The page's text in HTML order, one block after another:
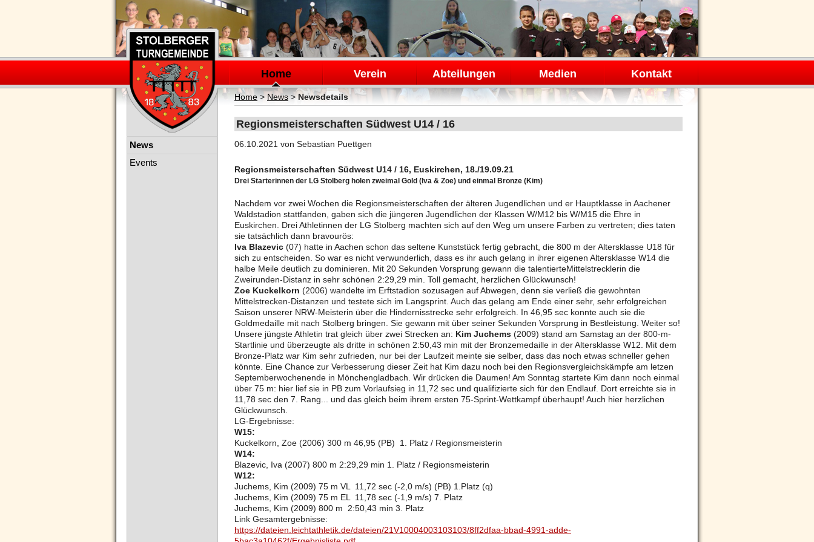
Navigation
überspringen
Home Verein Abteilungen Medien Kontakt
Home> News>Newsdetails
Regionsmeisterschaften Südwest U14 / 16
06.10.2021 von Sebastian Puettgen
Regionsmeisterschaften Südwest U14 / 16, Euskirchen, 18./19.09.21
Drei Starterinnen der LG Stolberg holen zweimal Gold (Iva & Zoe) und einmal Bronze (Kim)
Nachdem vor zwei Wochen die Regionsmeisterschaften der älteren Jugendlichen und er Hauptklasse in Aachener
Waldstadion stattfanden, gaben sich die jüngeren Jugendlichen der Klassen W/M12 bis W/M15 die Ehre in
Euskirchen. Drei Athletinnen der LG Stolberg machten sich auf den Weg um unsere Farben zu vertreten; dies taten
sie tatsächlich dann bravourös:
Iva Blazevic (07) hatte in Aachen schon das seltene Kunststück fertig gebracht, die 800 m der Altersklasse U18 für
sich zu entscheiden. So war es nicht verwunderlich, dass es ihr auch gelang in ihrer eigenen Altersklasse W14 die
halbe Meile deutlich zu dominieren. Mit 20 Sekunden Vorsprung gewann die talentierteMittelstrecklerin die
Zweirunden-Distanz in sehr schönen 2:29,29 min. Toll gemacht, herzlichen Glückwunsch!
Zoe Kuckelkorn (2006) wandelte im Erftstadion sozusagen auf Abwegen, denn sie verließ die gewohnten
Mittelstrecken-Distanzen und testete sich im Langsprint. Auch das gelang am Ende einer sehr, sehr erfolgreichen
Saison unserer NRW-Meisterin über die Hindernisstrecke sehr erfolgreich. In 46,95 sec konnte auch sie die
Goldmedaille mit nach Stolberg bringen. Sie gewann mit über seiner Sekunden Vorsprung in Bestleistung. Weiter so!
Unsere jüngste Athletin trat gleich über zwei Strecken an: Kim Juchems (2009) stand am Samstag an der 800-m-
Startlinie und überzeugte als dritte in schönen 2:50,43 min mit der Bronzemedaille in der Altersklasse W12. Mit dem
Bronze-Platz war Kim sehr zufrieden, nur bei der Laufzeit meinte sie selber, dass das noch etwas schneller gehen
könnte. Eine Chance zur Verbesserung dieser Zeit hat Kim dazu noch bei den Regionsvergleichskämpfe am letzen
Septemberwochenende in Mönchengladbach. Wir drücken die Daumen! Am Sonntag startete Kim dann noch einmal
über 75 m: hier lief sie in PB zum Vorlaufsieg in 11,72 sec und qualifizierte sich für den Endlauf. Dort erreichte sie in
11,78 sec den 7. Rang... und das gleich beim ihrem ersten 75-Sprint-Wettkampf überhaupt! Auch hier herzlichen
Glückwunsch.
LG-Ergebnisse:
W15:
Kuckelkorn, Zoe (2006) 300 m 46,95 (PB) 1. Platz / Regionsmeisterin
W14:
Blazevic, Iva (2007) 800 m 2:29,29 min 1. Platz / Regionsmeisterin
W12:
Juchems, Kim (2009) 75 m VL 11,72 sec (-2,0 m/s) (PB) 1.Platz (q)
Juchems, Kim (2009) 75 m EL 11,78 sec (-1,9 m/s) 7. Platz
Juchems, Kim (2009) 800 m 2:50,43 min 3. Platz
Link Gesamtergebnisse:
https://dateien.leichtathletik.de/dateien/21V10004003103103/8ff2dfaa-bbad-4991-adde-
Navigation
News
Events